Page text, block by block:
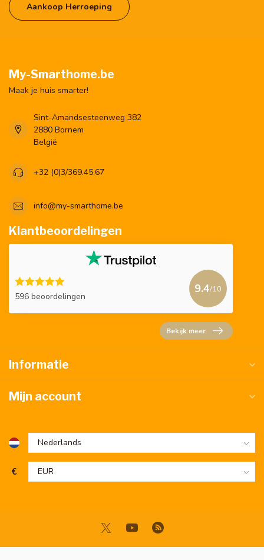
Aankoop Herroeping
My-Smarthome.be
Maak je huis smarter!
Sint-Amandsesteenweg 382
2880 Bornem
België
+32 (0)3/369.45.67
info@my-smarthome.be
Klantbeoordelingen
596 beoordelingen
9.4/10
Bekijk meer
Informatie
Mijn account
€